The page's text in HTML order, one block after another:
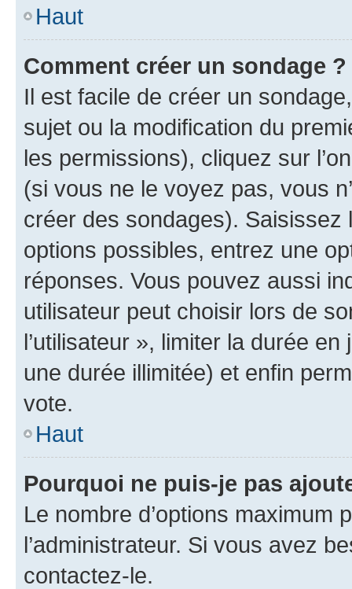
Haut
Comment créer un sondage ?
Il est facile de créer un
sujet ou la modification du
les permissions), cliquez sur
(si vous ne le voyez pas, vous
créer des sondages).
options possibles, entrez une
réponses. Vous pouvez aussi
utilisateur peut choisir lors de
l’utilisateur », limiter la durée
une durée illimitée) et enfin
vote.
Haut
Pourquoi ne puis-je pas
Le nombre d’options maximum
l’administrateur. Si vous avez
contactez-le.